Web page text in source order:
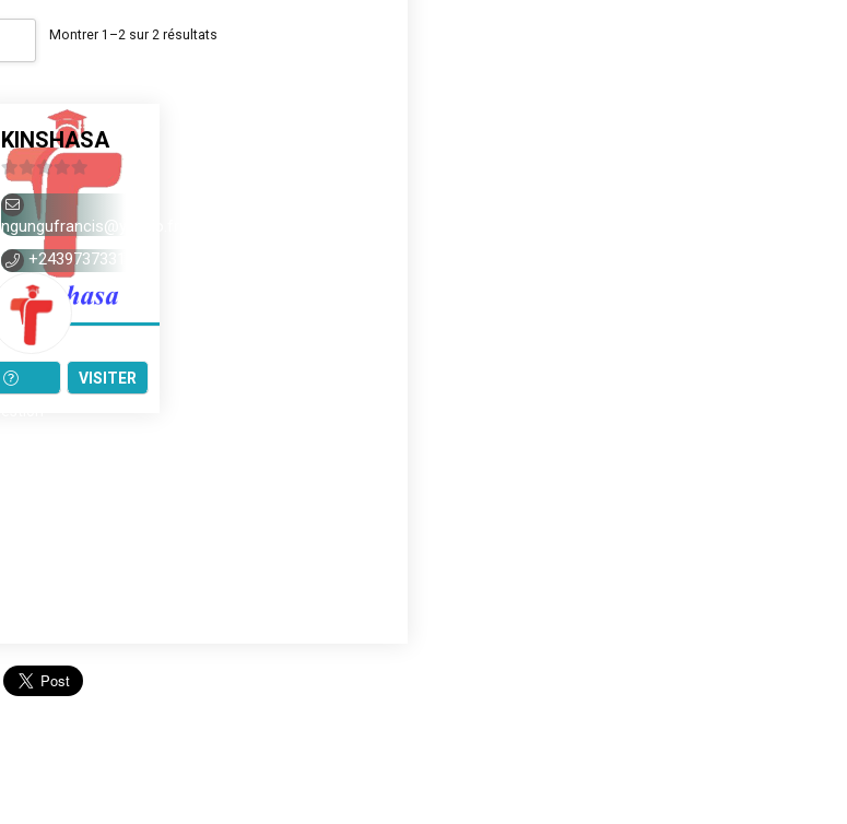
Montrer 1–2 sur 2 résultats
KINSHASA
0
sur
5
ngungufrancis@yahoo.fr
+243973733166
VISITER